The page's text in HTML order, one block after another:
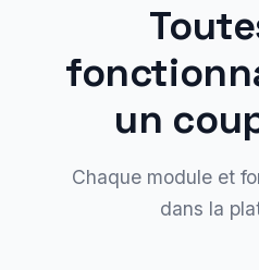
un
Chaque module et
dans la